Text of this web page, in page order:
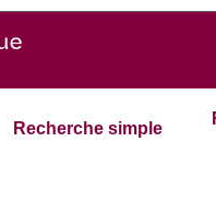
Recherche simple